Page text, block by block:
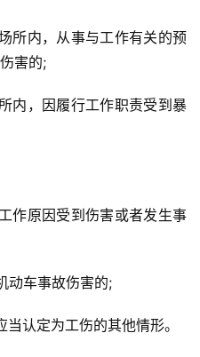
所内，从事与工作有关的预
害的;
内，因履行工作职责受到暴
作原因受到伤害或者发生事
动车事故伤害的;
认定为工伤的其他情形。